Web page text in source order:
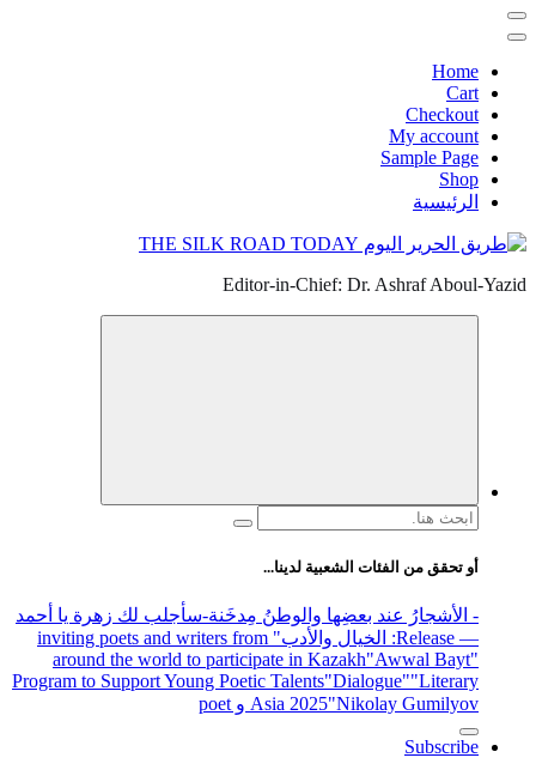
Home
Cart
Checkout
My account
Sample Page
Shop
الرئيسية
Editor-in-Chief: Dr. Ashraf Aboul-Yazid
البحث
أو تحقق من الفئات الشعبية لدينا...
- الأشجارُ عند بعضِها والوطنُ مِدخَنة-سأجلب لك زهرة يا أحمد
— Release
: الخيال والأدب
" inviting poets and writers from
around the world to participate in Kazakh"Awwal Bayt"
Program to Support Young Poetic Talents"Dialogue""Literary
Asia 2025"Nikolay Gumilyov و poet
Subscribe